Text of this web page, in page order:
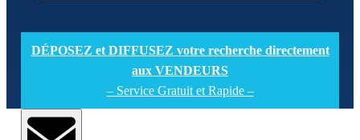
DÉPOSEZ et DIFFUSEZ votre recherche directement
aux VENDEURS
– Service Gratuit et Rapide –